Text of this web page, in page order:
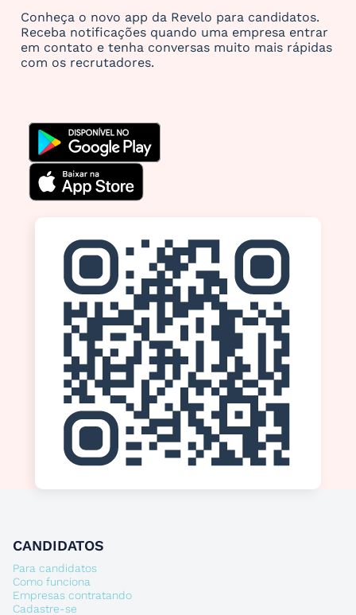
Conheça o novo app da Revelo para candidatos.
Receba notificações quando uma empresa entrar
em contato e tenha conversas muito mais rápidas
com os recrutadores.
CANDIDATOS
Para candidatos
Como funciona
Empresas contratando
Cadastre-se